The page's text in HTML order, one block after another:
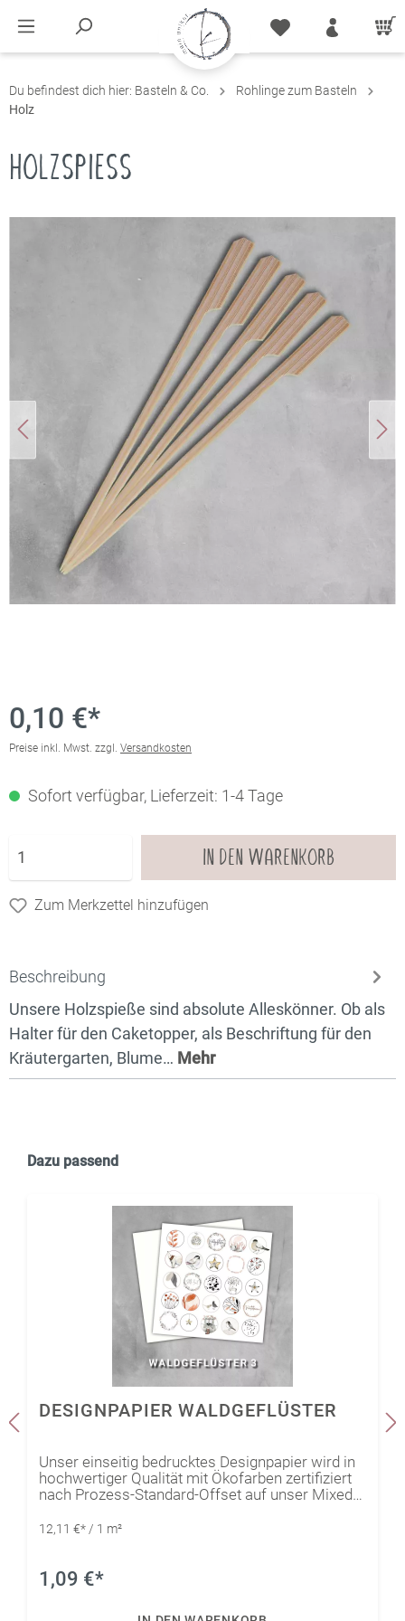
Du befindest dich hier: Basteln & Co.
Rohlinge zum Basteln
Holz
HOLZSPIESS
0,10 €*
Preise inkl. Mwst. zzgl. Versandkosten
Sofort verfügbar, Lieferzeit: 1-4 Tage
IN DEN WARENKORB
Zum Merkzettel hinzufügen
Beschreibung
Unsere Holzspieße sind absolute Alleskönner. Ob als
Halter für den Caketopper, als Beschriftung für den
Kräutergarten, Blume… Mehr
Dazu passend
DESIGNPAPIER WALDGEFLÜSTER
Unser einseitig bedrucktes Designpapier wird in
hochwertiger Qualität mit Ökofarben zertifiziert
nach Prozess-Standard-Offset auf unser Mixed-
Somit kann die Kollektion optimal durch das
auf unser Gmund Colors Matt. Dadurch kann
eine absolute Farbharmonie unter den
12,11 €* / 1 m²
1,09 €*